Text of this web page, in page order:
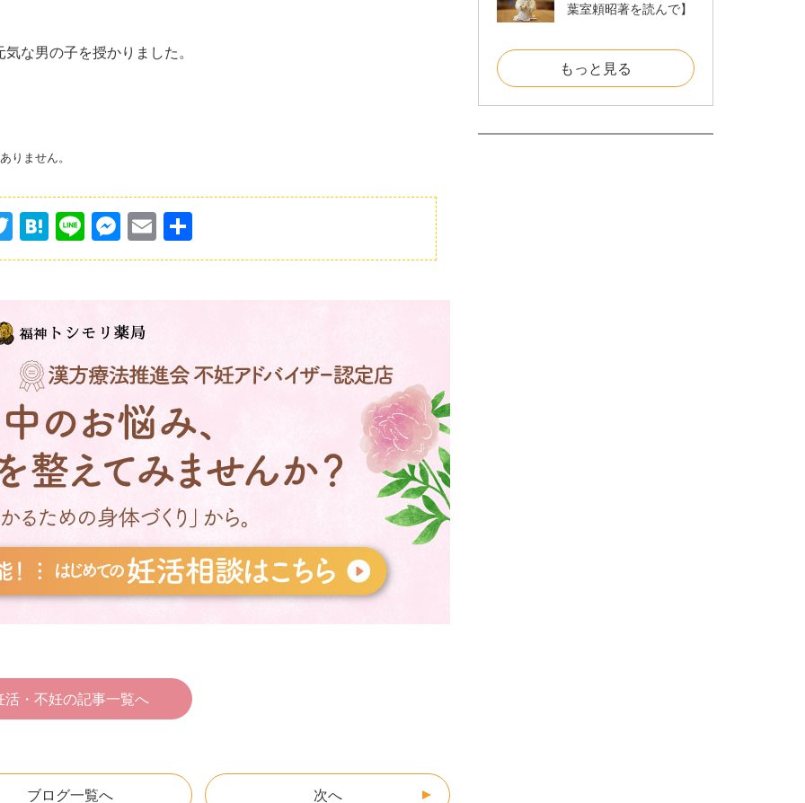
な男の子を授かりました。
りません。
T
w
er
H
at
n
a
Li
n
M
e
s
e
n
g
er
E
m
l
共
有
活・不妊の記事一覧へ
ブログ一覧へ 次へ
葉室頼昭著を読んで】
もっと見る